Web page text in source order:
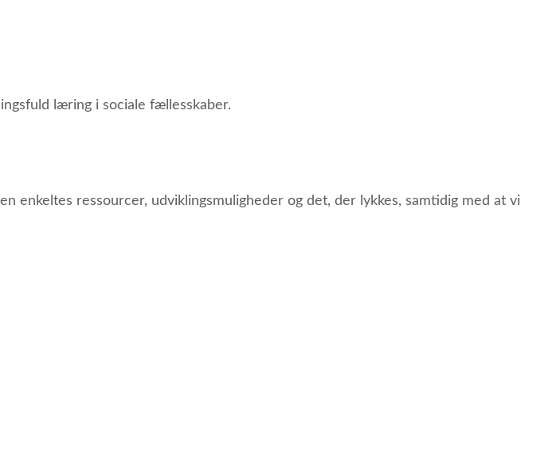
læring i sociale fællesskaber.
enkeltes ressourcer, udviklingsmuligheder og det, der lykkes, samtidig med at vi